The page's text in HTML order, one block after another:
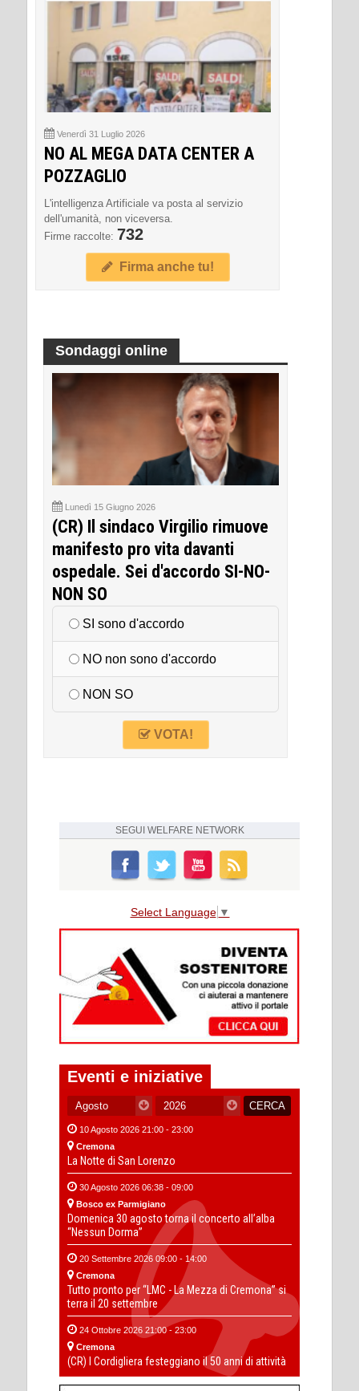
Venerdì 31 Luglio 2026
NO AL MEGA DATA CENTER A
POZZAGLIO
L'intelligenza Artificiale va posta al servizio
dell'umanità, non viceversa.
Firme raccolte: 732
Firma anche tu!
Sondaggi online
Lunedì 15 Giugno 2026
(CR) Il sindaco Virgilio rimuove
manifesto pro vita davanti
ospedale. Sei d'accordo SI-NO-
NON SO
SI sono d'accordo
NO non sono d'accordo
NON SO
VOTA!
SEGUI WELFARE NETWORK
Select Language ▼
Eventi e iniziative
10 Agosto 2026 21:00 - 23:00
Cremona
La Notte di San Lorenzo
30 Agosto 2026 06:38 - 09:00
Bosco ex Parmigiano
Domenica 30 agosto torna il concerto all’alba
“Nessun Dorma”
20 Settembre 2026 09:00 - 14:00
Cremona
Tutto pronto per “LMC - La Mezza di Cremona” si
terra il 20 settembre
24 Ottobre 2026 21:00 - 23:00
Cremona
(CR) I Cordigliera festeggiano il 50 anni di attività